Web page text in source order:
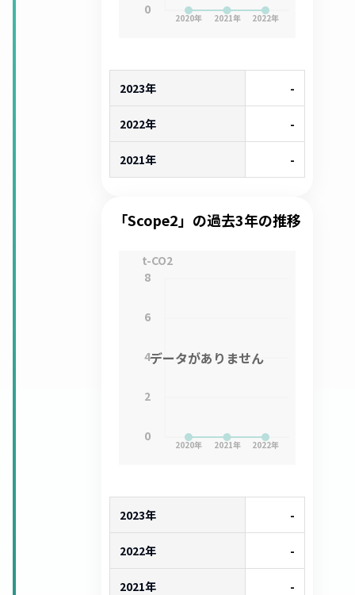
2020年 2021年 2022年
0
2023年 -
2022年 -
2021年 -
「Scope2」の過去3年の推移
2020年 2021年 2022年
0
2
4
6
8
t-CO2
データがありません
2023年 -
2022年 -
2021年 -